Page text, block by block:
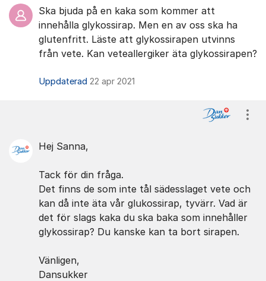
Ska bjuda på en kaka som kommer att
innehålla glykossirap. Men en av oss ska ha
glutenfritt. Läste att glykossirapen utvinns
från vete. Kan veteallergiker äta glykossirapen?
Uppdaterad 22 apr 2021
Hej Sanna,
Tack för din fråga.
Det finns de som inte tål sädesslaget vete och
kan då inte äta vår glukossirap, tyvärr. Vad är
det för slags kaka du ska baka som innehåller
glykossirap? Du kanske kan ta bort sirapen.
Vänligen,
Dansukker